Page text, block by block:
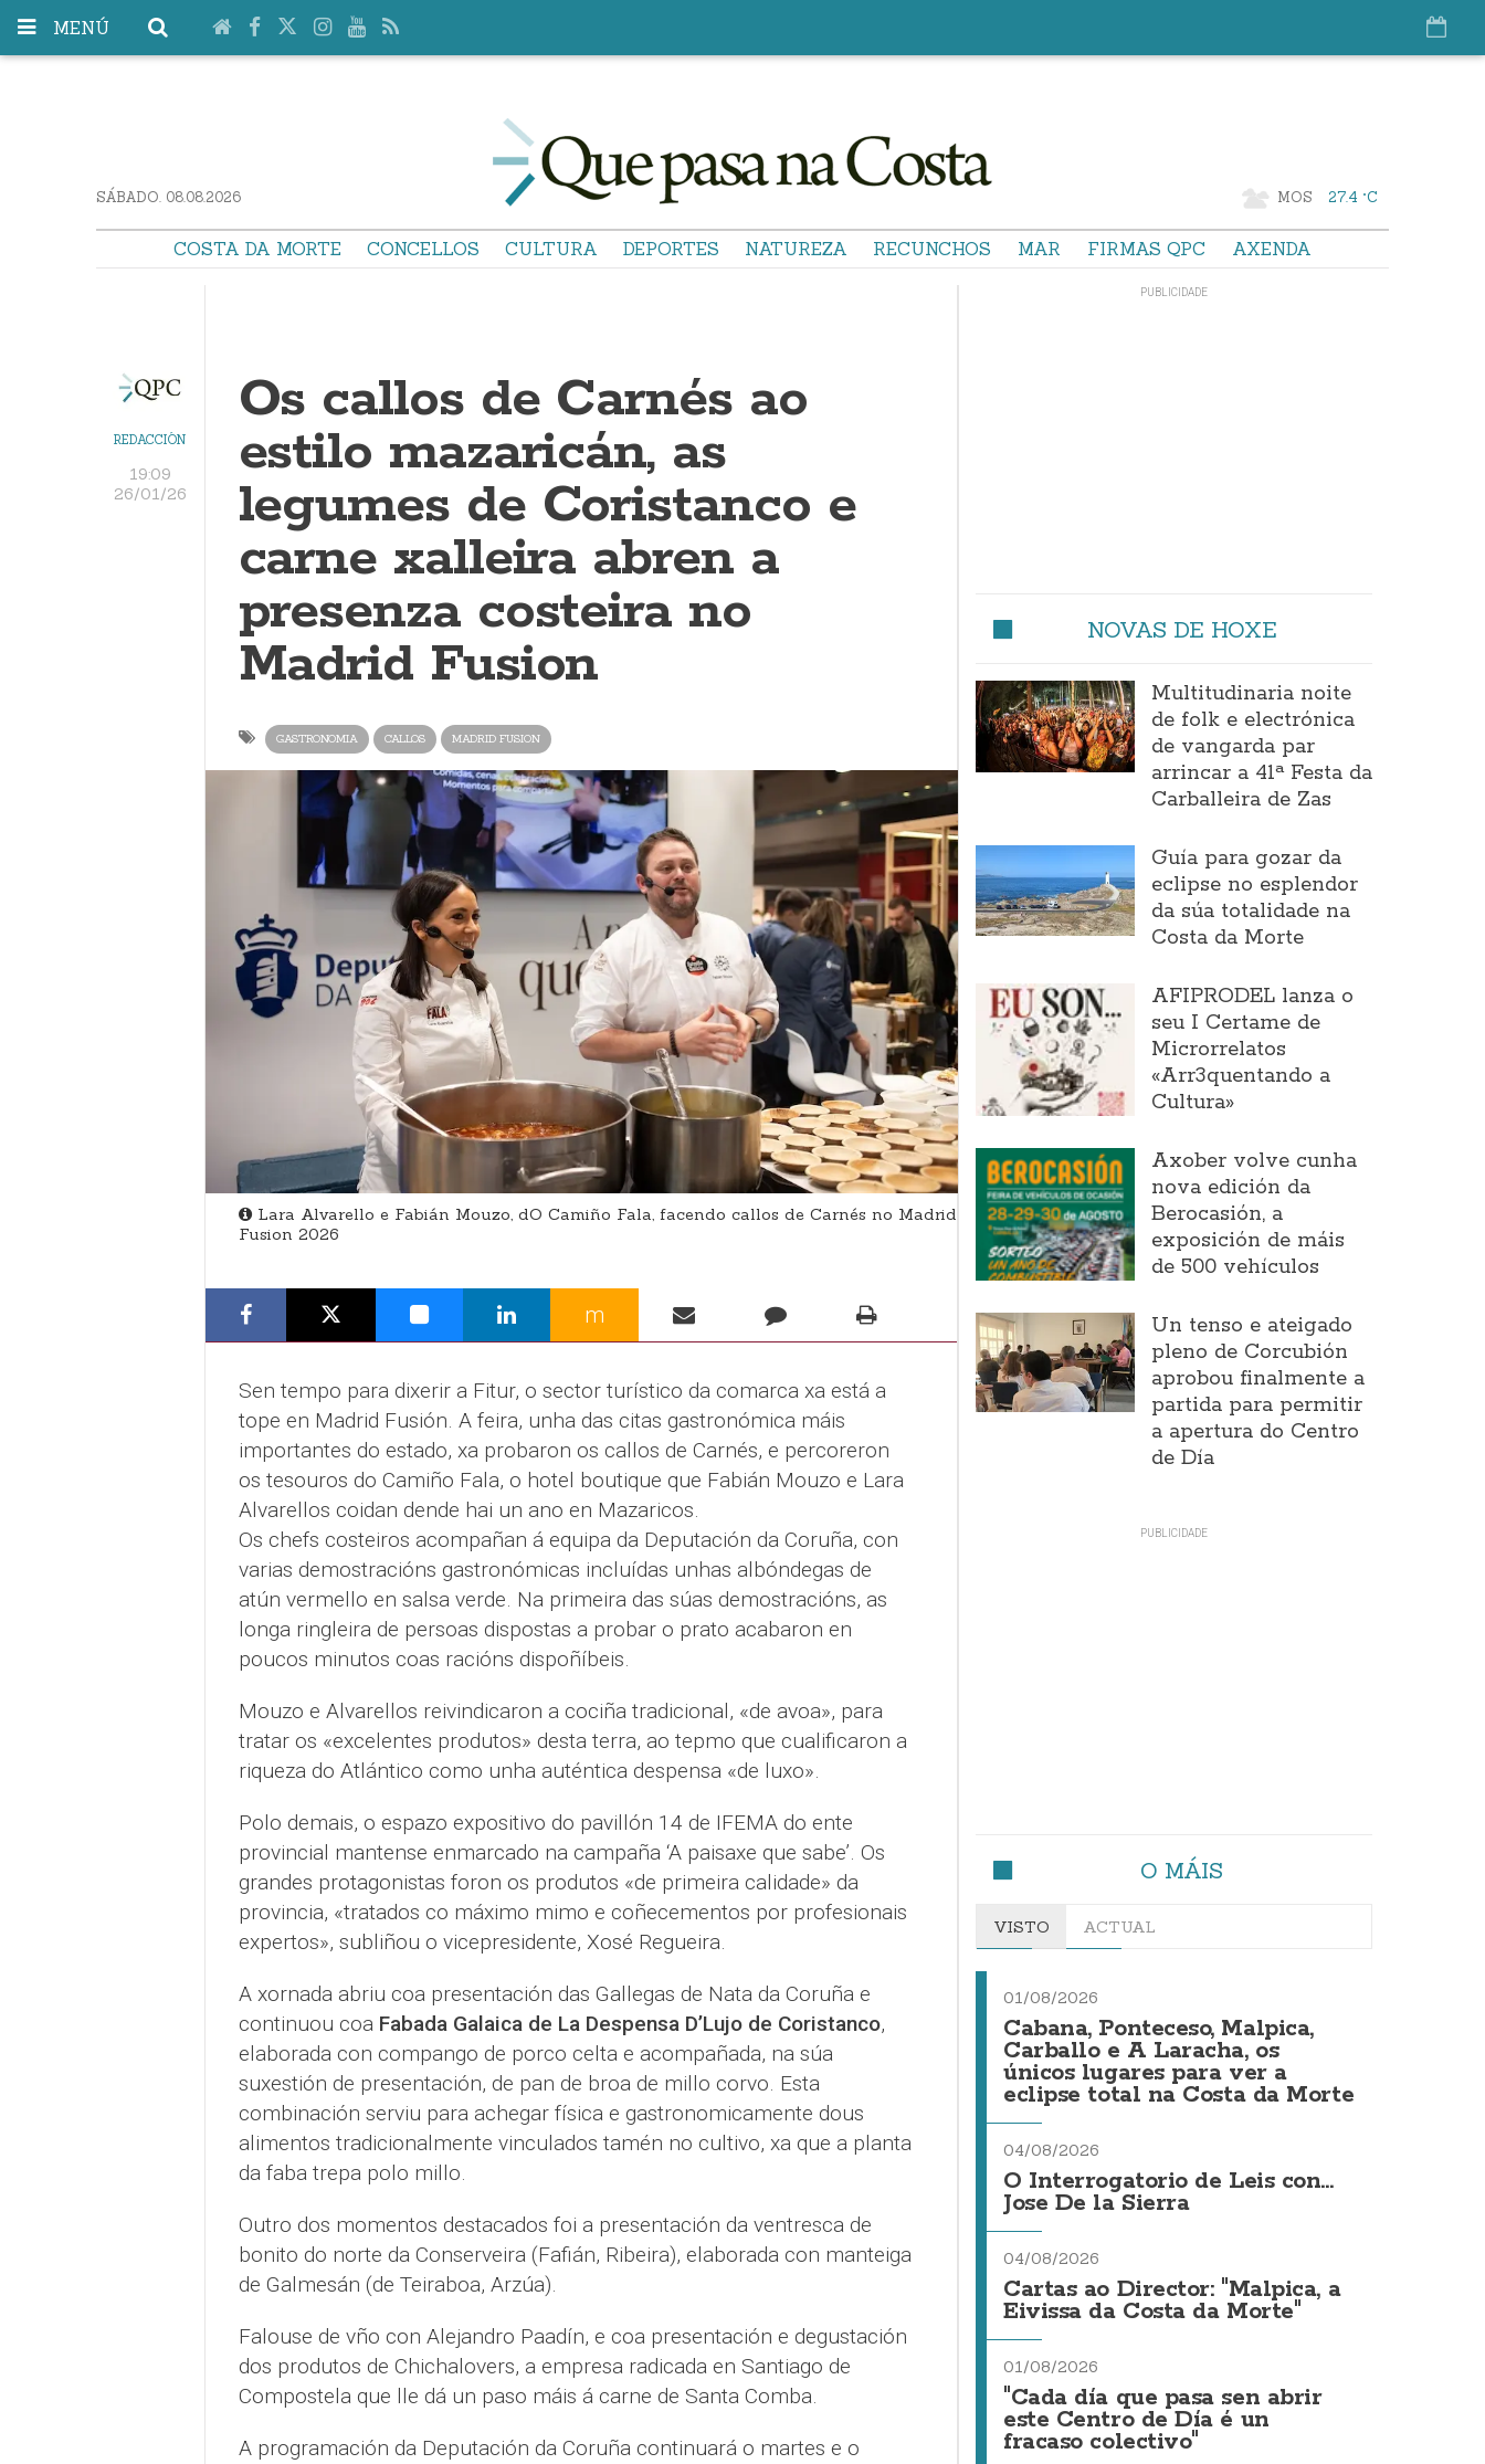
MENÚ
SÁBADO. 08.08.2026 MOS 27.4 °C
COSTA DA MORTE CONCELLOS CULTURA DEPORTES NATUREZA RECUNCHOS MAR FIRMAS QPC AXENDA
REDACCIÓN
19:09
26/01/26
Os callos de Carnés ao
estilo mazaricán, as
legumes de Coristanco e
carne xalleira abren a
presenza costeira no
Madrid Fusion
GASTRONOMIA CALLOS MADRID FUSION
Lara Alvarello e Fabián Mouzo, dO Camiño Fala, facendo callos de Carnés no Madrid
Fusion 2026
m
Sen tempo para dixerir a Fitur, o sector turístico da comarca xa está a
tope en Madrid Fusión. A feira, unha das citas gastronómica máis
importantes do estado, xa probaron os callos de Carnés, e percoreron
os tesouros do Camiño Fala, o hotel boutique que Fabián Mouzo e Lara
Alvarellos coidan dende hai un ano en Mazaricos.
Os chefs costeiros acompañan á equipa da Deputación da Coruña, con
varias demostracións gastronómicas incluídas unhas albóndegas de
atún vermello en salsa verde. Na primeira das súas demostracións, as
longa ringleira de persoas dispostas a probar o prato acabaron en
poucos minutos coas racións dispoñíbeis.
Mouzo e Alvarellos reivindicaron a cociña tradicional, «de avoa», para
tratar os «excelentes produtos» desta terra, ao tepmo que cualificaron a
riqueza do Atlántico como unha auténtica despensa «de luxo».
Polo demais, o espazo expositivo do pavillón 14 de IFEMA do ente
provincial mantense enmarcado na campaña ‘A paisaxe que sabe’. Os
grandes protagonistas foron os produtos «de primeira calidade» da
provincia, «tratados co máximo mimo e coñecementos por profesionais
expertos», subliñou o vicepresidente, Xosé Regueira.
A xornada abriu coa presentación das Gallegas de Nata da Coruña e
continuou coa Fabada Galaica de La Despensa D’Lujo de Coristanco,
elaborada con compango de porco celta e acompañada, na súa
suxestión de presentación, de pan de broa de millo corvo. Esta
combinación serviu para achegar física e gastronomicamente dous
alimentos tradicionalmente vinculados tamén no cultivo, xa que a planta
da faba trepa polo millo.
Outro dos momentos destacados foi a presentación da ventresca de
bonito do norte da Conserveira (Fafián, Ribeira), elaborada con manteiga
de Galmesán (de Teiraboa, Arzúa).
Falouse de vño con Alejandro Paadín, e coa presentación e degustación
dos produtos de Chichalovers, a empresa radicada en Santiago de
Compostela que lle dá un paso máis á carne de Santa Comba.
A programación da Deputación da Coruña continuará o martes e o
NOVAS DE HOXE
Multitudinaria noite
de folk e electrónica
de vangarda par
arrincar a 41ª Festa da
Carballeira de Zas
Guía para gozar da
eclipse no esplendor
da súa totalidade na
Costa da Morte
AFIPRODEL lanza o
seu I Certame de
Microrrelatos
«Arr3quentando a
Cultura»
Axober volve cunha
nova edición da
Berocasión, a
exposición de máis
de 500 vehículos
Un tenso e ateigado
pleno de Corcubión
aprobou finalmente a
partida para permitir
a apertura do Centro
de Día
O MÁIS
VISTO ACTUAL
01/08/2026
Cabana, Ponteceso, Malpica,
Carballo e A Laracha, os
únicos lugares para ver a
eclipse total na Costa da Morte
04/08/2026
O Interrogatorio de Leis con...
Jose De la Sierra
04/08/2026
Cartas ao Director: "Malpica, a
Eivissa da Costa da Morte"
01/08/2026
"Cada día que pasa sen abrir
este Centro de Día é un
fracaso colectivo"